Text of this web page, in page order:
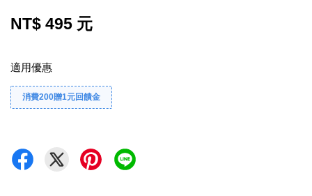
NT$ 495 元
適用優惠
消費200贈1元回饋金